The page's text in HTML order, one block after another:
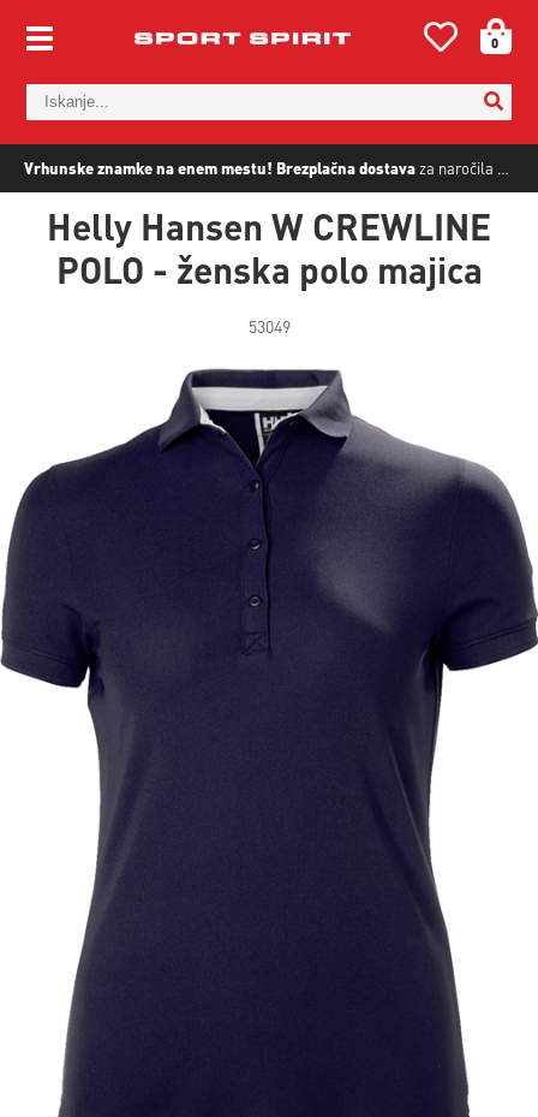
Vrhunske znamke na enem mestu! Brezplačna dostavaza naročila nad
0
Helly Hansen W CREWLINE
POLO - ženska polo majica
53049